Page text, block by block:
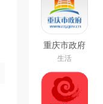
重庆市政府
渝快办app
官方版
生活